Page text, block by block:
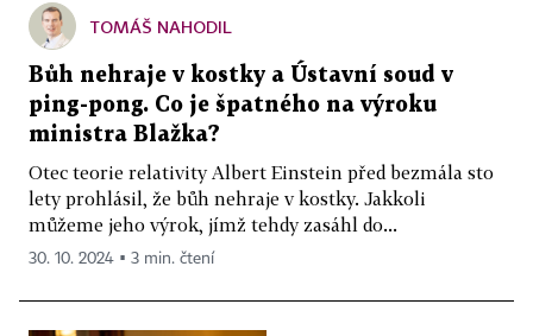
TOMÁŠ NAHODIL
Bůh nehraje v kostky a Ústavní soud v
ping-pong. Co je špatného na výroku
ministra Blažka?
Otec teorie relativity Albert Einstein před bezmála sto
lety prohlásil, že bůh nehraje v kostky. Jakkoli
můžeme jeho výrok, jímž tehdy zasáhl do...
30. 10. 2024 ▪ 3 min. čtení